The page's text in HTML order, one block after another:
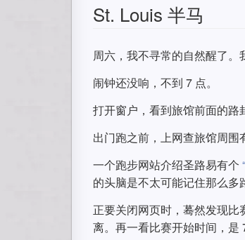
St. Louis 半马
周六，我不寻常的自然醒了。
闹钟还没响，不到 7 点。
打开窗户，看到旅馆前面的路
出门跑之前，上网查旅馆周围
一个跑步网站介绍圣路易有个
的头脑是不太可能记住那么多
正要关闭网页时，蓦然发现
离。再一看比赛开始时间，是